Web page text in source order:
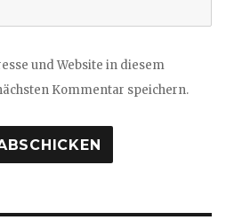
und Website in diesem
Kommentar speichern.